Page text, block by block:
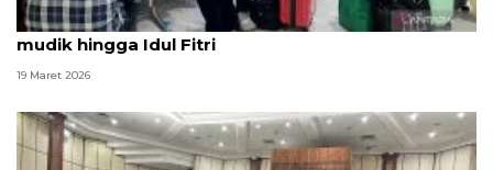
Warga DKI diminta jaga keamanan selama arus
mudik hingga Idul Fitri
19 Maret 2026